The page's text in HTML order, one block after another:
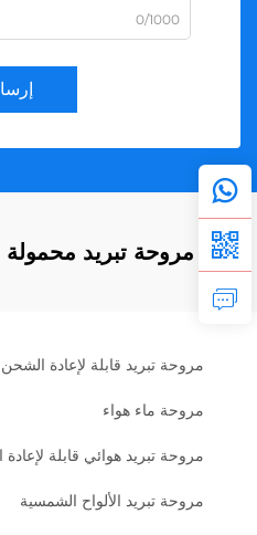
0/1000
مروحة تبريد محمولة
مروحة تبريد قابلة لإعادة الشحن
مروحة ماء هواء
مروحة تبريد هوائي قابلة
مروحة تبريد الألواح الشمسية